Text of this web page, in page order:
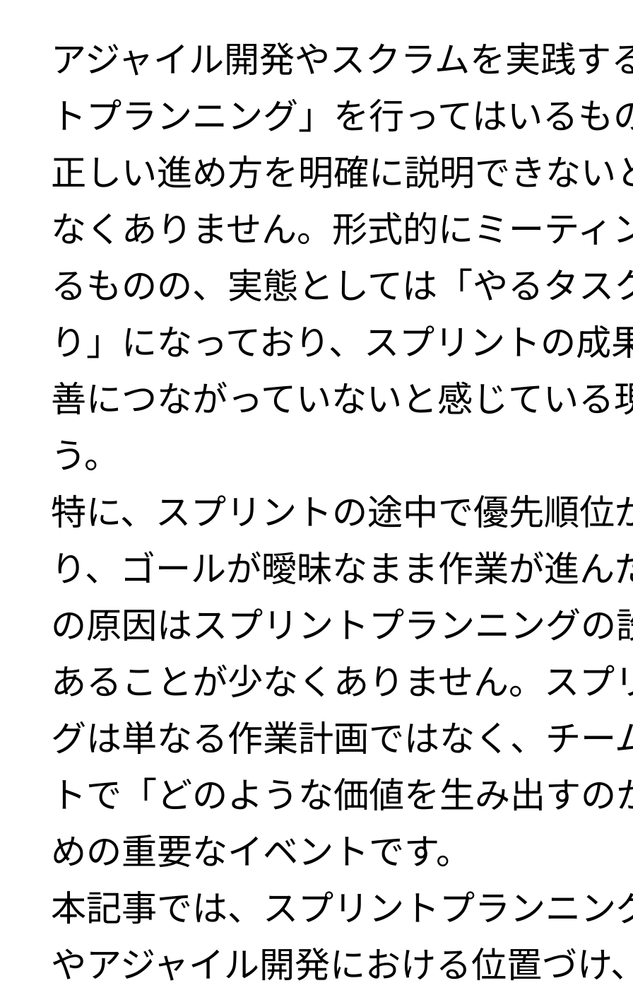
WordPressカスタム
セキュリティ診断
webサイト制作
Webデザイン
UI/UX設計
データ分析&UI改善
Webサイト活用支援
LINEミニアプリ開発
Webシステム開発
ios Androidアプリ開発
ラボ型開発
クリエイティブ制作
ロゴ制作
ビジュアル
パッケージ制作
パンフレット制作
アニメ公式サイト制作
IT派遣サービス
WEBシステムエンジニア
ネイティブアプリエンジニア
デザイナー
IT教育サービス
WEBMASTERS
Works
About
Company
Blog
Privacy policy
アジャイル開発やスクラムを実践す
トプランニング」を行ってはいる
正しい進め方を明確に説明できない
なくありません。形式的にミーティ
るものの、実態としては「やるタス
り」になっており、スプリントの成
善につながっていないと感じている
う。
特に、スプリントの途中で優先順位
り、ゴールが曖昧なまま作業が進
の原因はスプリントプランニング
あることが少なくありません。スプ
グは単なる作業計画ではなく、チー
トで「どのような価値を生み出す
めの重要なイベントです。
本記事では、スプリントプランニン
やアジャイル開発における位置づけ